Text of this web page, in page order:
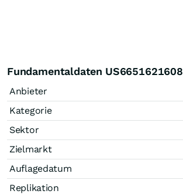
Fundamentaldaten US6651621608
Anbieter
Kategorie
Sektor
Zielmarkt
Auflagedatum
Replikation